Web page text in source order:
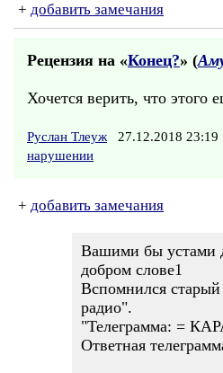
+ добавить замечания
Рецензия на «Конец?» (
Хочется верить, что этого
Руслан Тлеуж 27.12.2018 23:19
нарушении
+ добавить замечания
Вашими бы устами
добром слове1
Вспомнился старый
радио".
"Телеграмма: =
Ответная